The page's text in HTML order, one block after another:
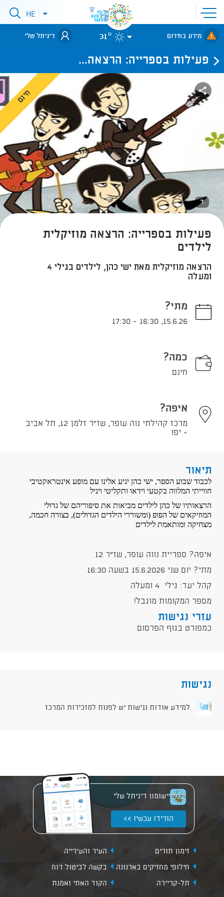
פתיחת
תפריט
אתר
לאתר עיריית
תל-אביב
פתיחתHE
מידע בחירום 31° דיגיתל שלי
פעילות בספרייה: הרצאה...
ד
חינם
פעילות בספרייה: הרצאה מוזיקלית
לילדים
הרצאה מוזיקלית מאת ישי כהן, לילדים בגילי 4
ומעלה
מתי?
15.6.26
,
16:30
-
17:30
כמה?
חינם
איפה?
מרכז קהילתי נוה עופר, שז"ר זלמן 12, תל אביב
- יפו
תיאור
לכבוד שבוע הספר, ישי כהן יגיע אלינו עם מופע אינטראקטיבי
חווייתי המלווה בקטעי וידאו ותקליטי ויניל
הרצאותיו של כהן לילדים מביאות את סיפוריהם של גדולי
המוזיקאים של הפופ (ומשוררי הילדים הגדולים), בצורה חכמה,
מצחיקה ומותאמת לילדים
איפה? ספריית נווה עופר, שז"ר 12
מתי? יום שני 15.6.2026 בשעה 16:30
קהל יעד: גילי 4 ומעלה
מספר המקומות מוגבל!
עזרי נגישות
כמפורט בגוף הפרסום
נגישות
למידע אודות נגישות יש לפנות למזכירות המרכז
יישומון דיגיתל שלי
הורידו עכשיו >>
זימון תורים
העיר והעירייה
חילופי מחזיקים בארנונה
בקשה לביטול דוח
תל-קריירה
הקוד האתי ואמנת